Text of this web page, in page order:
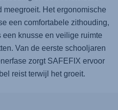
meegroeit. Het ergonomische
een comfortabele zithouding,
knusse en veilige ruimte
Van de eerste schooljaren
zorgt SAFEFIX ervoor
reist terwijl het groeit.